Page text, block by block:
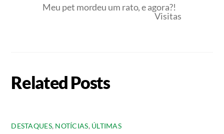
Meu pet mordeu um rato, e agora?!
Visitas
Related Posts
DESTAQUES, NOTÍCIAS, ÚLTIMAS